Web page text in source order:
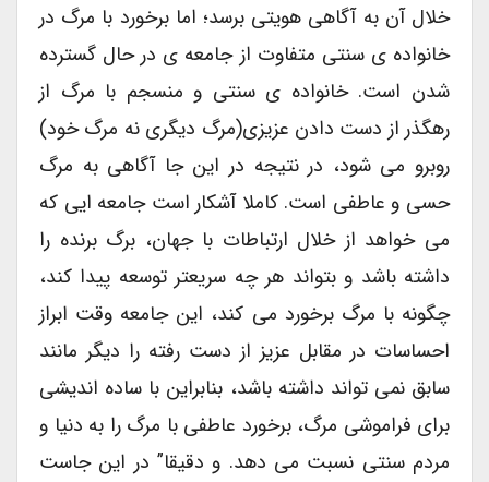
خلال آن به آگاهی هویتی برسد؛ اما برخورد با مرگ در
خانواده ی سنتی متفاوت از جامعه ی در حال گسترده
شدن است. خانواده ی سنتی و منسجم با مرگ از
رهگذر از دست دادن عزیزی(مرگ دیگری نه مرگ خود)
روبرو می شود، در نتیجه در این جا آگاهی به مرگ
حسی و عاطفی است. کاملا آشکار است جامعه ایی که
می خواهد از خلال ارتباطات با جهان، برگ برنده را
داشته باشد و بتواند هر چه سریعتر توسعه پیدا کند،
چگونه با مرگ برخورد می کند، این جامعه وقت ابراز
احساسات در مقابل عزیز از دست رفته را دیگر مانند
سابق نمی تواند داشته باشد، بنابراین با ساده اندیشی
برای فراموشی مرگ، برخورد عاطفی با مرگ را به دنیا و
مردم سنتی نسبت می دهد. و دقیقا” در این جاست